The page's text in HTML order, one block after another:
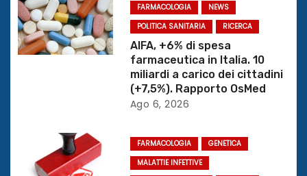
z
i
FARMACOLOGIA
NEWS
POLITICA SANITARIA
RICERCA
AIFA, +6% di spesa
farmaceutica in Italia. 10
miliardi a carico dei cittadini
(+7,5%). Rapporto OsMed
Ago 6, 2026
FARMACOLOGIA
GENETICA
MALATTIE INFETTIVE